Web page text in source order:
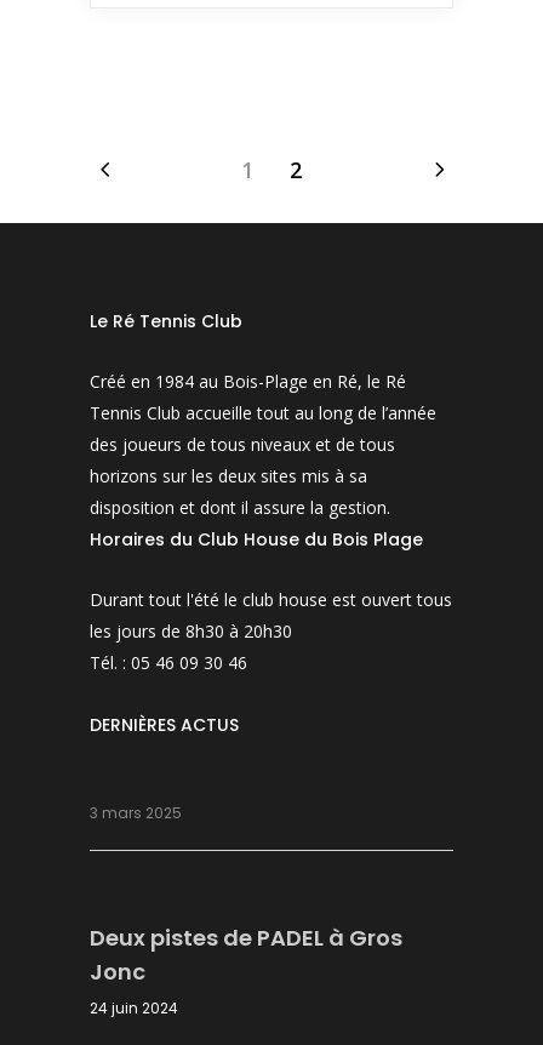
1 2
Le Ré Tennis Club
Créé en 1984 au Bois-Plage en Ré, le Ré
Tennis Club accueille tout au long de l’année
des joueurs de tous niveaux et de tous
horizons sur les deux sites mis à sa
disposition et dont il assure la gestion.
Horaires du Club House du Bois Plage
Durant tout l'été le club house est ouvert tous
les jours de 8h30 à 20h30
Tél. : 05 46 09 30 46
DERNIÈRES ACTUS
3 mars 2025
Deux pistes de PADEL à Gros
Jonc
24 juin 2024